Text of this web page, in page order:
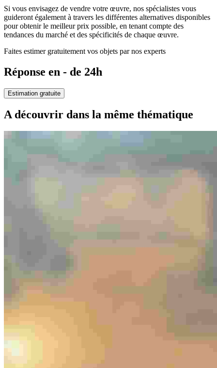
Si vous envisagez de vendre votre œuvre, nos spécialistes vous
guideront également à travers les différentes alternatives disponibles
pour obtenir le meilleur prix possible, en tenant compte des
tendances du marché et des spécificités de chaque œuvre.
Faites estimer gratuitement vos objets par nos experts
Réponse en - de 24h
Estimation gratuite
A découvrir dans la même thématique